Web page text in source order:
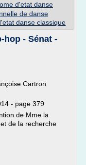
d'etat danse
de danse
danse classique
hop - Sénat -
Cartron
- page 379
de Mme la
de la recherche